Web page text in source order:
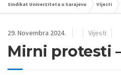
Sindikat Univerziteta u Sarajevu Vijesti
29. Novembra 2024. Vijesti
Mirni protesti –